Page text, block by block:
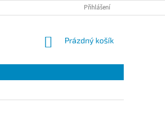
Přihlášení
NÁKUPNÍ
Prázdný košík